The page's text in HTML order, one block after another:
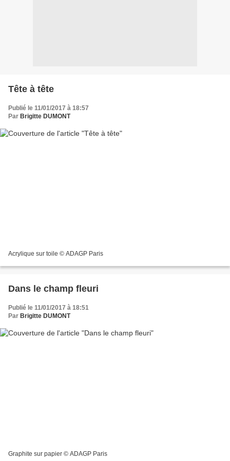
Tête à tête
Publié le 11/01/2017 à 18:57
Par Brigitte DUMONT
Acrylique sur toile © ADAGP Paris
Dans le champ fleuri
Publié le 11/01/2017 à 18:51
Par Brigitte DUMONT
Graphite sur papier © ADAGP Paris